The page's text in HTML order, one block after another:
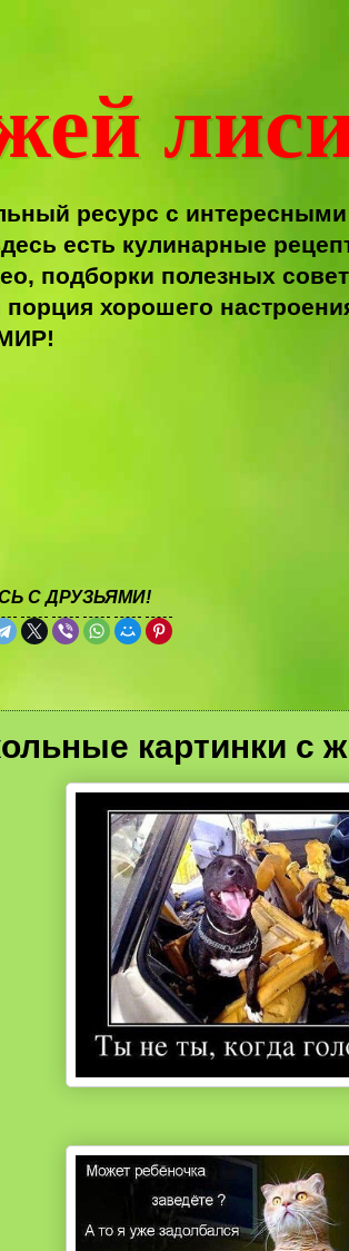
ресурс с
есть кулинарные
подборки полезных
порция хорошего
С ДРУЗЬЯМИ!
картинки с